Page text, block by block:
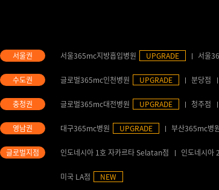
서울365mc지방흡입병원 UPGRADE 서울
글로벌365mc인천병원 UPGRADE 분당점
글로벌365mc대전병원 UPGRADE 청주점
대구365mc병원 UPGRADE 부산365mc병
인도네시아 1호 자카르타 Selatan점 인도네시아
미국 LA점 NEW